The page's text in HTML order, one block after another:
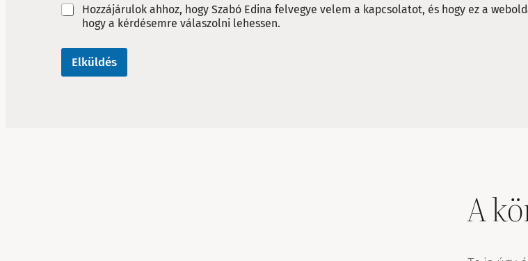
Hozzájárulok ahhoz, hogy Szabó Edina felvegye velem a kapcsolatot, és hogy ez a
hogy a kérdésemre válaszolni lehessen.
Elküldés
A